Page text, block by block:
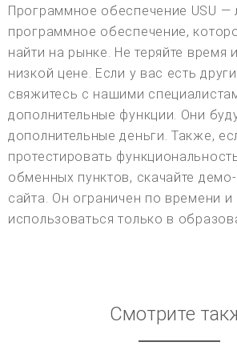
Программное обеспечение USU —
программное обеспечение,
найти на рынке. Не теряйте время
низкой цене. Если у вас есть
свяжитесь с нашими
дополнительные функции. Они
дополнительные деньги. Также,
протестировать
обменных пунктов, скачайте
сайта. Он ограничен по времени
использоваться только в
Смотрите